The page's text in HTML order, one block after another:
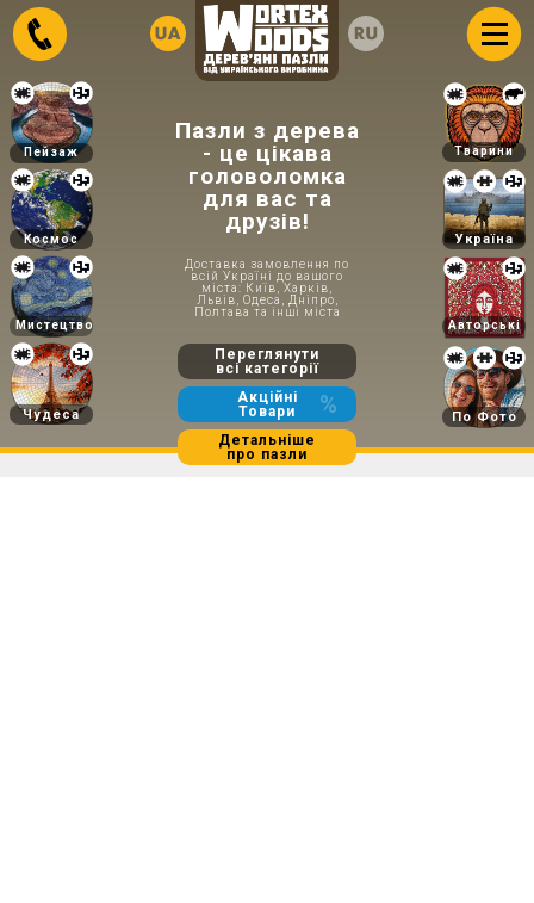
Переглянути
всі категорії
Акційні
Товари
%
Пазли з дерева
- це цікава
головоломка
для вас та
друзів!
Доставка замовлення по
всій Україні до вашого
міста: Київ, Харків,
Львів, Одеса, Дніпро,
Полтава та інші міста
По Фото
Україна
Пейзаж
Чудеса
Космос
Мистецтво Авторські
Тварини
Детальніше
про пазли